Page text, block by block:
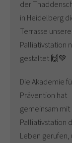
der
in Heidelberg
Terrasse
Palliativstation
gestaltet 🙌💚
Die Akademie
Prävention hat
gemeinsam
Palliativstation
Leben gerufen,